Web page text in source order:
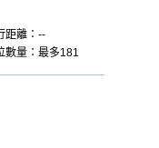
距離：--
數量：最多181